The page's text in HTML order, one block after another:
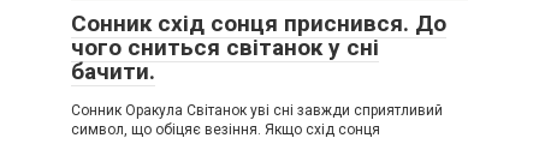
Сонник схід сонця приснився. До
чого сниться світанок у сні
бачити.
Сонник Оракула Світанок уві сні завжди сприятливий
символ, що обіцяє везіння. Якщо схід сонця